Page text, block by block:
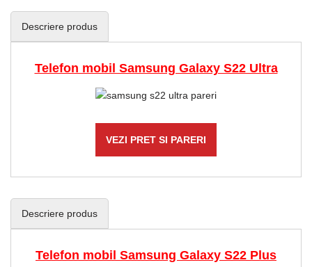
Descriere produs
Telefon mobil Samsung Galaxy S22 Ultra
VEZI PRET SI PARERI
Descriere produs
Telefon mobil Samsung Galaxy S22 Plus